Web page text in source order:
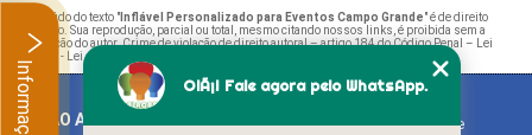
O conteúdo do texto "Inflável Personalizado para Eventos Campo Grande" é de direito
reservado. Sua reprodução, parcial ou total, mesmo citando nossos links, é proibida sem a
autorização do autor. Crime de violação de direito autoral – artigo 184 do Código Penal –
Lei
9610/98 - Lei de direitos autorais
BALAO ART Home
OlÃ¡! Fale agora pelo WhatsApp.
Informações